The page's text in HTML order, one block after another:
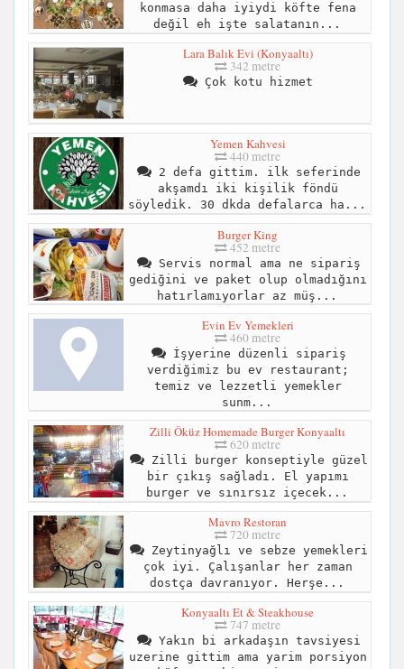
konmasa daha iyiydi köfte fena
değil eh işte salatanın...
Lara Balık Evi (Konyaaltı)
342 metre
Çok kotu hizmet
Yemen Kahvesi
440 metre
2 defa gittim. ilk seferinde
akşamdı iki kişilik föndü
söyledik. 30 dkda defalarca ha...
Burger King
452 metre
Servis normal ama ne sipariş
gediğini ve paket olup olmadığını
hatırlamıyorlar az müş...
Evin Ev Yemekleri
460 metre
İşyerine düzenli sipariş
verdiğimiz bu ev restaurant;
temiz ve lezzetli yemekler
sunm...
Zilli Öküz Homemade Burger Konyaaltı
620 metre
Zilli burger konseptiyle güzel
bir çıkış sağladı. El yapımı
burger ve sınırsız içecek...
Mavro Restoran
720 metre
Zeytinyağlı ve sebze yemekleri
çok iyi. Çalışanlar her zaman
dostça davranıyor. Herşe...
Konyaaltı Et & Steakhouse
747 metre
Yakın bi arkadaşın tavsiyesi
uzerine gittim ama yarim porsiyon